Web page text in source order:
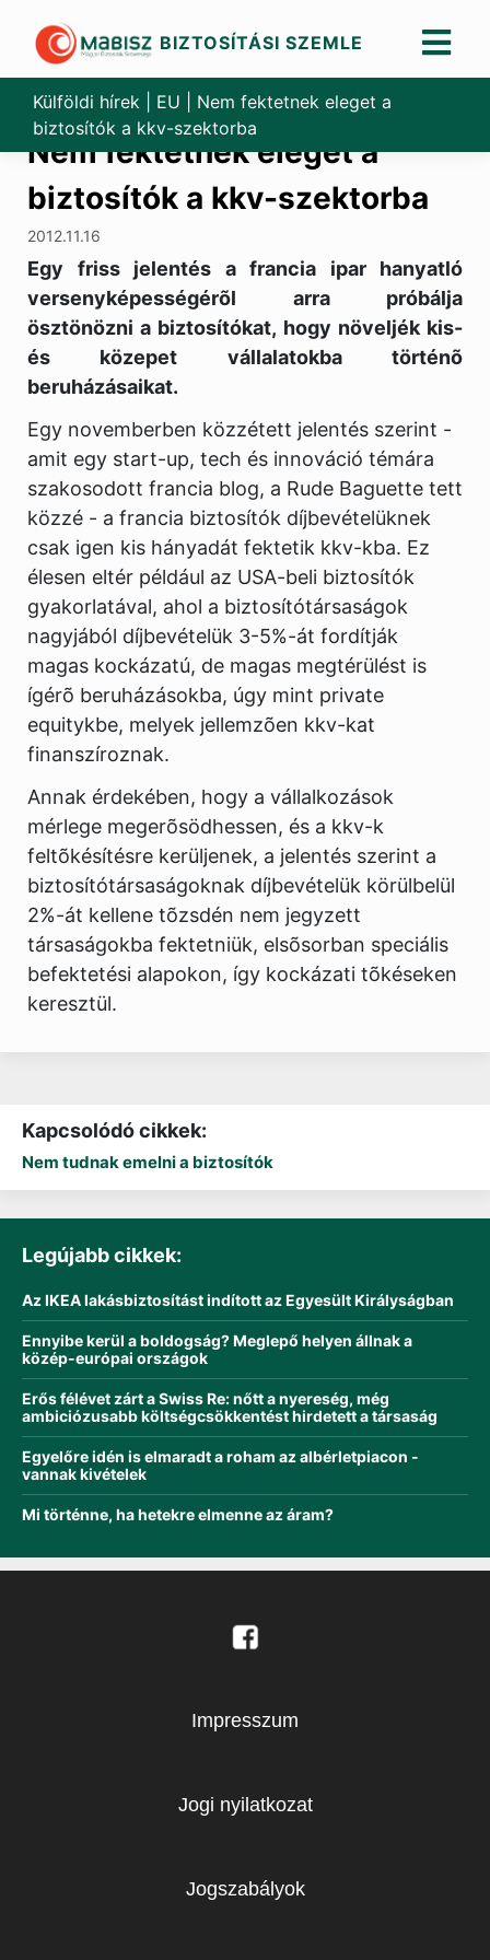
content
BIZTOSÍTÁSI SZEMLE
Külföldi hírek EU
Nem fektetnek eleget a
biztosítók a kkv-szektorba
Nem fektetnek eleget a
biztosítók a kkv-szektorba
2012.11.16
Egy friss jelentés a francia ipar hanyatló
versenyképességérõl arra próbálja
ösztönözni a biztosítókat, hogy növeljék kis-
és közepet vállalatokba történõ
beruházásaikat.
Egy novemberben közzétett jelentés szerint -
amit egy start-up, tech és innováció témára
szakosodott francia blog, a Rude Baguette tett
közzé - a francia biztosítók díjbevételüknek
csak igen kis hányadát fektetik kkv-kba. Ez
élesen eltér például az USA-beli biztosítók
gyakorlatával, ahol a biztosítótársaságok
nagyjából díjbevételük 3-5%-át fordítják
magas kockázatú, de magas megtérülést is
ígérõ beruházásokba, úgy mint private
equitykbe, melyek jellemzõen kkv-kat
finanszíroznak.
Annak érdekében, hogy a vállalkozások
mérlege megerõsödhessen, és a kkv-k
feltõkésítésre kerüljenek, a jelentés szerint a
biztosítótársaságoknak díjbevételük körülbelül
2%-át kellene tõzsdén nem jegyzett
társaságokba fektetniük, elsõsorban speciális
befektetési alapokon, így kockázati tõkéseken
keresztül.
Kapcsolódó cikkek:
Nem tudnak emelni a biztosítók
Legújabb cikkek:
Az IKEA lakásbiztosítást indított az Egyesült Királyságban
Ennyibe kerül a boldogság? Meglepő helyen állnak a
közép-európai országok
Erős félévet zárt a Swiss Re: nőtt a nyereség, még
ambiciózusabb költségcsökkentést hirdetett a társaság
Egyelőre idén is elmaradt a roham az albérletpiacon -
vannak kivételek
Mi történne, ha hetekre elmenne az áram?
Impresszum
Jogi nyilatkozat
Jogszabályok